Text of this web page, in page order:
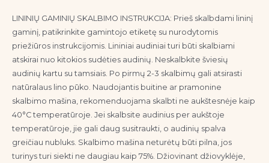
LININIŲ GAMINIŲ SKALBIMO INSTRUKCIJA: Prieš skalbdami lininį
gaminį, patikrinkite gamintojo etiketę su nurodytomis
priežiūros instrukcijomis. Lininiai audiniai turi būti skalbiami
atskirai nuo kitokios sudėties audinių. Neskalbkite šviesių
audinių kartu su tamsiais. Po pirmų 2-3 skalbimų gali atsirasti
natūralaus lino pūko. Naudojantis buitine ar pramonine
skalbimo mašina, rekomenduojama skalbti ne aukštesnėje kaip
40°C temperatūroje. Jei skalbsite audinius per aukštoje
temperatūroje, jie gali daug susitraukti, o audinių spalva
greičiau nubluks. Skalbimo mašina neturėtų būti pilna, jos
turinys turi siekti ne daugiau kaip 75%. Džiovinant džiovyklėje,